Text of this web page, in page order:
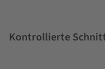
Kontrollierte